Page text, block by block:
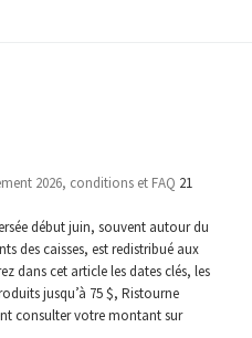
2026, conditions et FAQ 21
début juin, souvent autour du
des caisses, est redistribué aux
dans cet article les dates clés, les
jusqu’à 75 $, Ristourne
consulter votre montant sur